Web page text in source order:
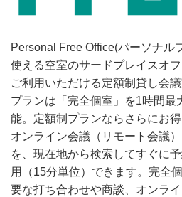
Personal Free Office(パーソナル
使える空室のサードプレイスオ
ご利用いただける定額制貸し会
プランは「完全個室」を1時間最
能。定額制プランならさらにお得
オンライン会議（リモート会議
を、現在地から検索してすぐに
用（15分単位）できます。完全
要な打ち合わせや商談、オンラ